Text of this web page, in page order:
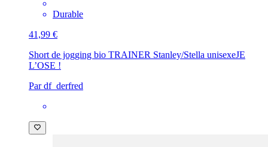
Durable
41,99 €
Short de jogging bio TRAINER Stanley/Stella unisexeJE
L’OSE !
Par df_derfred